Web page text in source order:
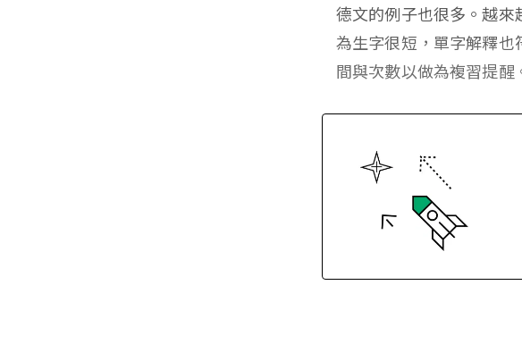
德文的例子也很多。越
為生字很短，單字解釋
間與次數以做為複習提醒